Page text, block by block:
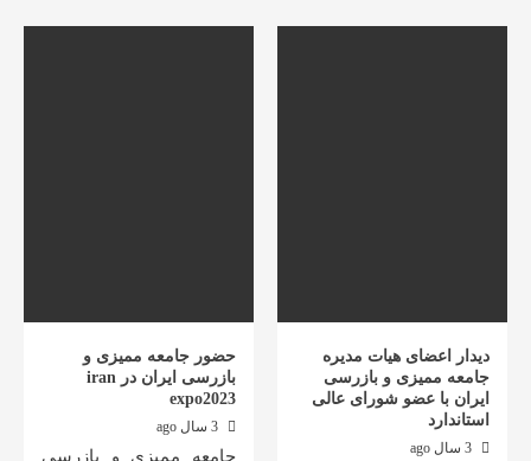
دیدار اعضای هیات مدیره
جامعه ممیزی و بازرسی
ایران با عضو شورای عالی
استاندارد
حضور جامعه ممیزی و
بازرسی ایران در iran
expo2023
جامعه ممیزی و بازرسی